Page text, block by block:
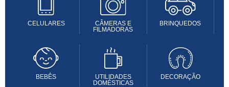
CELULARES
CÂMERAS E
FILMADORAS
BRINQUEDOS
BEBÊS
UTILIDADES
DOMÉSTICAS
DECORAÇÃO